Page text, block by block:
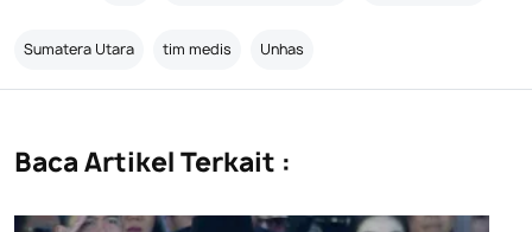
Sumatera Utara tim medis Unhas
Baca Artikel Terkait :